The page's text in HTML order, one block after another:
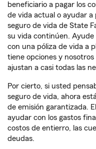
beneficiario a pagar los
de vida actual o ayudar a
seguro de vida de State
su vida continúen.
con una póliza de vida a
tiene opciones y
ajustan a casi todas las
Por cierto, si usted
seguro de vida, ahora
de emisión garantizada.
ayudar con los gastos
costos de entierro, las
deudas.